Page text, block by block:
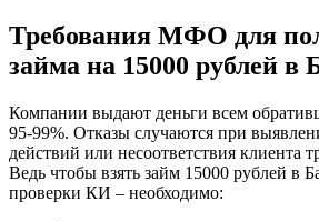
Дарья
Очень помог. Подала
пришли. Большое
только не знаю как потом в
Требования МФО для
займа на 15000 рублей в
Компании выдают деньги всем
95-99%. Отказы случаются при
действий или несоответствия
Ведь чтобы взять займ 15000 рублей в
проверки КИ – необходимо: